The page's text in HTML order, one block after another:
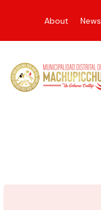
About News